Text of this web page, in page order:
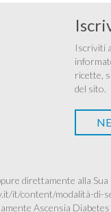
Iscriviti
ricette,
del sito.
direttamente alla
it/content/modalità-di-
Ascensia